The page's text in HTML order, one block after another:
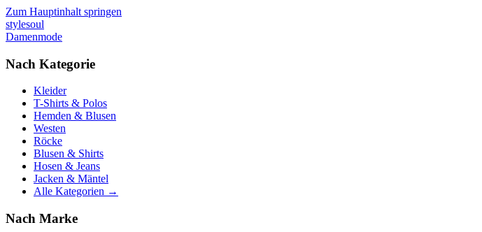
Zum Hauptinhalt springen
stylesoul
Damenmode
Nach Kategorie
Kleider
T-Shirts & Polos
Hemden & Blusen
Westen
Röcke
Blusen & Shirts
Hosen & Jeans
Jacken & Mäntel
Alle Kategorien →
Nach Marke